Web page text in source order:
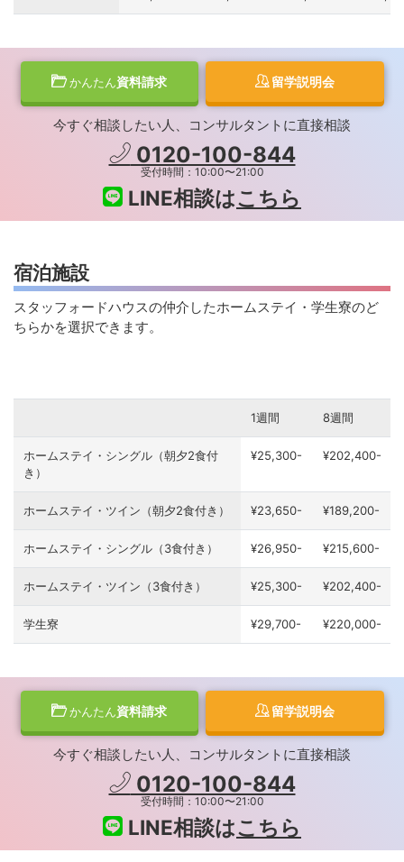
かんたん資料請求 留学説明会
今すぐ相談したい人、コンサルタントに直接相談
0120-100-844
受付時間：10:00〜21:00
LINE相談はこちら
宿泊施設
スタッフォードハウスの仲介したホームステイ・学生寮のど
ちらかを選択できます。
1週間 8週間
ホームステイ・シングル（朝夕2食付
き）
¥25,300- ¥202,400-
ホームステイ・ツイン（朝夕2食付き） ¥23,650- ¥189,200-
ホームステイ・シングル（3食付き） ¥26,950- ¥215,600-
ホームステイ・ツイン（3食付き） ¥25,300- ¥202,400-
学生寮 ¥29,700- ¥220,000-
かんたん資料請求 留学説明会
今すぐ相談したい人、コンサルタントに直接相談
0120-100-844
受付時間：10:00〜21:00
LINE相談はこちら